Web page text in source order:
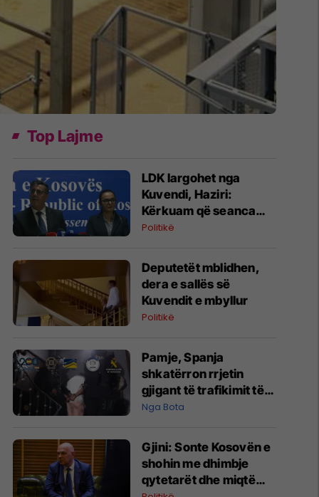
Top Lajme
LDK largohet nga
Kuvendi, Haziri:
Kërkuam që seanca
konstituive të mbahet
Politikë
Deputetët mblidhen,
dera e sallës së
Kuvendit e mbyllur
Politikë
Pamje, Spanja
shkatërron rrjetin
gjigant të trafikimit të
emigrantëve dhe
Nga Bota
Gjini: Sonte Kosovën e
shohin me dhimbje
qytetarët dhe miqtë